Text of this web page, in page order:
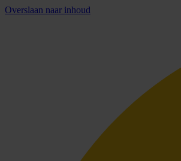
Overslaan naar inhoud